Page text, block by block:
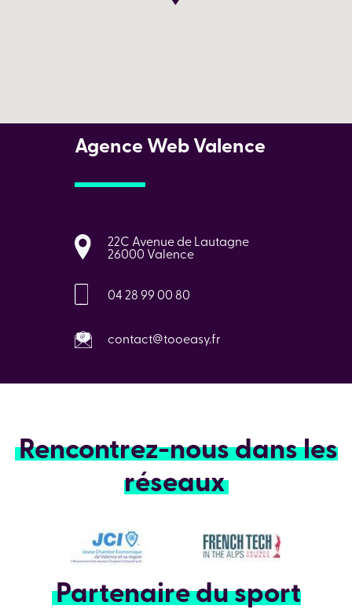
Agence Web Valence
22C Avenue de Lautagne
26000 Valence
04 28 99 00 80
contact@tooeasy.fr
Rencontrez-nous dans les
réseaux
Partenaire du sport